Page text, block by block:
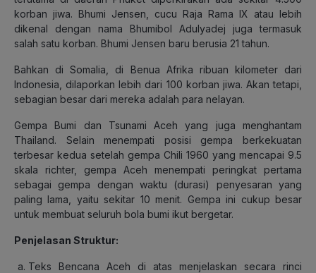
korban jiwa. Bhumi Jensen, cucu Raja Rama IX atau lebih
dikenal dengan nama Bhumibol Adulyadej juga termasuk
salah satu korban. Bhumi Jensen baru berusia 21 tahun.
Bahkan di Somalia, di Benua Afrika ribuan kilometer dari
Indonesia, dilaporkan lebih dari 100 korban jiwa. Akan tetapi,
sebagian besar dari mereka adalah para nelayan.
Gempa Bumi dan Tsunami Aceh yang juga menghantam
Thailand. Selain menempati posisi gempa berkekuatan
terbesar kedua setelah gempa Chili 1960 yang mencapai 9.5
skala richter, gempa Aceh menempati peringkat pertama
sebagai gempa dengan waktu (durasi) penyesaran yang
paling lama, yaitu sekitar 10 menit. Gempa ini cukup besar
untuk membuat seluruh bola bumi ikut bergetar.
Penjelasan Struktur:
Teks Bencana Aceh di atas menjelaskan secara rinci